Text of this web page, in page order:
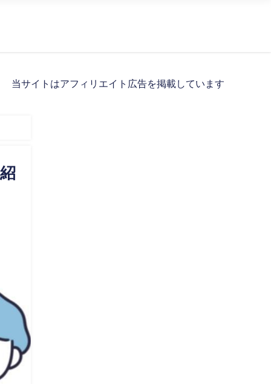
当サイトはアフィリエイト広告を掲載しています